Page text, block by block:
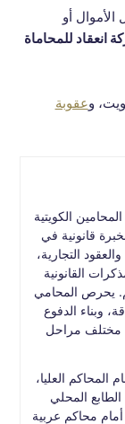
أو
انعقاد للمحاماة
وعقوبة
الكويتية
قانونية في
التجارية،
القانونية
يحرص المحامي
وبناء الدفوع
مختلف مراحل
العليا،
الطابع المحلي
محاكم عربية